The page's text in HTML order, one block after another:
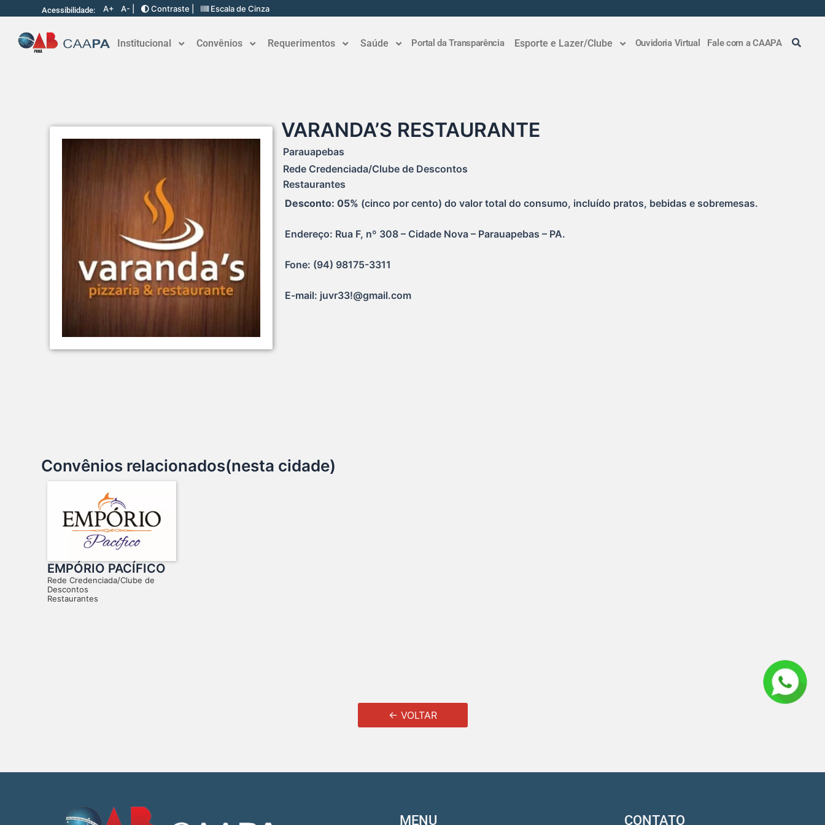
Acessibilidade: A+ A- | Contraste | Escala de Cinza
Institucional Convênios Requerimentos Saúde Portal da Transparência Esporte e Lazer/Clube Ouvidoria Virtual Fale com a CAAPA
VARANDA’S RESTAURANTE
Parauapebas
Rede Credenciada/Clube de Descontos
Restaurantes
Desconto: 05% (cinco por cento) do valor total do consumo, incluído pratos, bebidas e sobremesas.
Endereço: Rua F, nº 308 – Cidade Nova – Parauapebas – PA.
Fone: (94) 98175-3311
E-mail: juvr33!@gmail.com
Convênios relacionados(nesta cidade)
EMPÓRIO PACÍFICO
Rede Credenciada/Clube de
Descontos
Restaurantes
← VOLTAR
MENU CONTATO